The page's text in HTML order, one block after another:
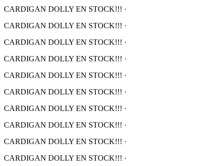
CARDIGAN DOLLY EN STOCK!!! ·
CARDIGAN DOLLY EN STOCK!!! ·
CARDIGAN DOLLY EN STOCK!!! ·
CARDIGAN DOLLY EN STOCK!!! ·
CARDIGAN DOLLY EN STOCK!!! ·
CARDIGAN DOLLY EN STOCK!!! ·
CARDIGAN DOLLY EN STOCK!!! ·
CARDIGAN DOLLY EN STOCK!!! ·
CARDIGAN DOLLY EN STOCK!!! ·
CARDIGAN DOLLY EN STOCK!!! ·